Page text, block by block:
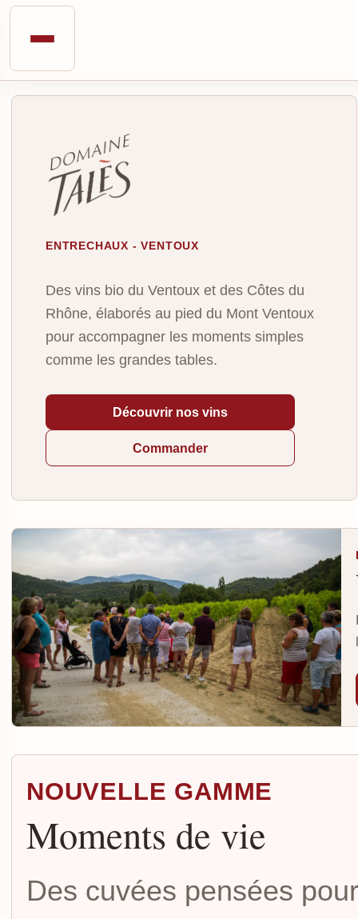
ENTRECHAUX - VENTOUX
Des vins bio du Ventoux et des Côtes du
Rhône, élaborés au pied du Mont Ventoux
pour accompagner les moments simples
comme les grandes tables.
Découvrir nos vins
Commander
NOUVELLE GAMME
Moments de vie
Des cuvées pensées pour